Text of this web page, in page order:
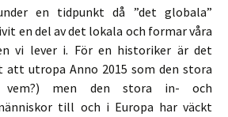
en tidpunkt då ”det globala”
en del av det lokala och formar våra
vi lever i. För en historiker är det
utropa Anno 2015 som den stora
vem?) men den stora in- och
till och i Europa har väckt